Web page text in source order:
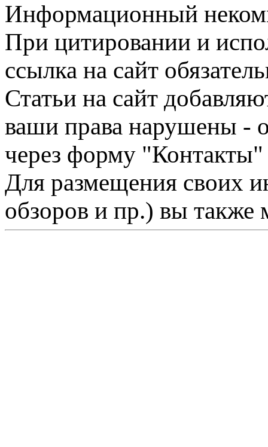
Информационный
При цитировании и
ссылка на сайт
Статьи на сайт
ваши права нарушены -
через форму "Контакты"
Для размещения своих
обзоров и пр.) вы также